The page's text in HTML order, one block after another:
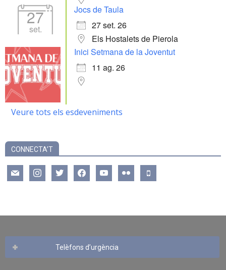
27
set.
Jocs de Taula
27 set. 26
Els Hostalets de Pierola
Inici Setmana de la Joventut
11 ag. 26
Veure tots els esdeveniments
CONNECTA’T
mail instagramtwitter facebookyoutube flickr mobile
Telèfons d’urgència